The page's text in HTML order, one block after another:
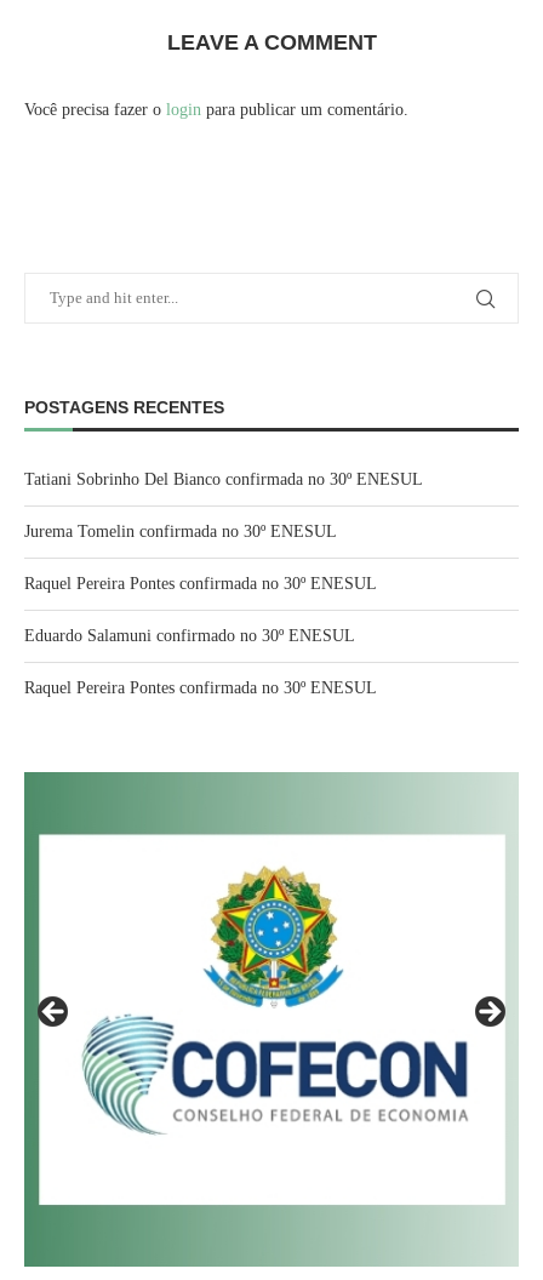
LEAVE A COMMENT
Você precisa fazer o login para publicar um comentário.
POSTAGENS RECENTES
Tatiani Sobrinho Del Bianco confirmada no 30º ENESUL
Jurema Tomelin confirmada no 30º ENESUL
Raquel Pereira Pontes confirmada no 30º ENESUL
Eduardo Salamuni confirmado no 30º ENESUL
Raquel Pereira Pontes confirmada no 30º ENESUL